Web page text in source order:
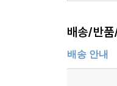
배송/반
배송 안내